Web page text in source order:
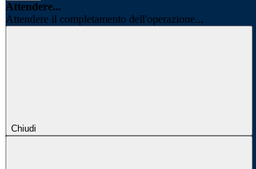
Attendere...
Attendere il completamento dell'operazione...
Chiudi